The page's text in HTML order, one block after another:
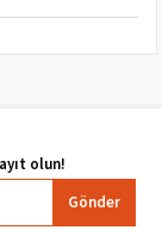
Gönder